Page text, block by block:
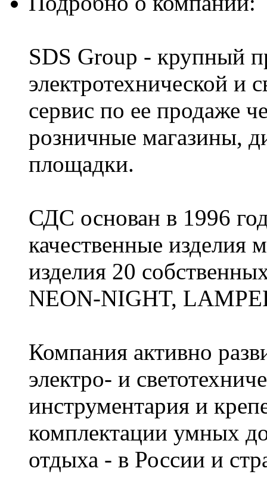
SDS Group - крупный
электротехнической и
сервис по ее продаже
розничные магазины,
площадки.
СДС основан в 1996
качественные изделия
изделия 20
NEON-NIGHT,
Компания активно
электро- и
инструментария и
комплектации умных
отдыха - в России и